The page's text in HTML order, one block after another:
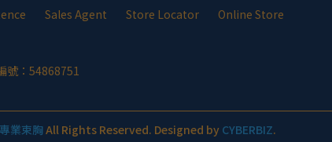
Sales Agent Store Locator Online Store
號：54868751
業束胸All Rights Reserved. Designed by CYBERBIZ.